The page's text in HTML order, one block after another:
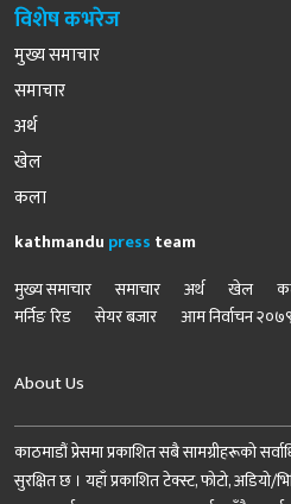
विशेष कभरेज
मुख्य समाचार
समाचार
अर्थ
खेल
कला
kathmandu press team
मुख्य समाचार
समाचार अर्थ खेल
मर्निङ रिड
सेयर बजार आम निर्वाचन २०७९
About Us
काठमाडौं प्रेसमा प्रकाशित सबै सामग्रीहरूको
सुरक्षित छ । यहाँ प्रकाशित टेक्स्ट, फोटो, अडियो/